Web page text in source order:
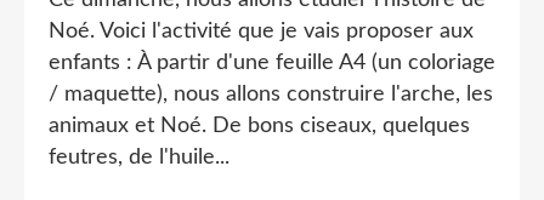
Noé. Voici l'activité que je vais proposer aux
enfants : À partir d'une feuille A4 (un coloriage
/ maquette), nous allons construire l'arche, les
animaux et Noé. De bons ciseaux, quelques
feutres, de l'huile...